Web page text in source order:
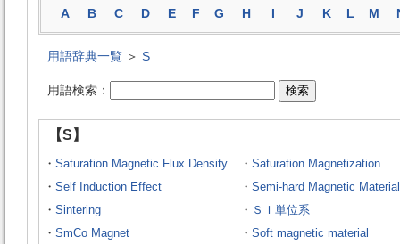
A
B C D E F G H I J K L M
用語辞典一覧 ＞ S
用語検索：
【S】
・ Saturation Magnetic Flux Density ・ Saturation Magnetization
・ Self Induction Effect ・ Semi-hard Magnetic Material
・ Sintering ・ ＳＩ単位系
・ SmCo Magnet ・ Soft magnetic material